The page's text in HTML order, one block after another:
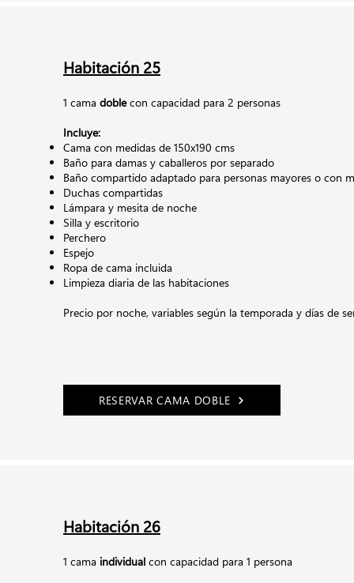
Habitación 25
1 cama doblecon capacidad para 2 personas
Incluye:
Cama con medidas de 150x190 cms
Baño para damas y caballeros por separado
Baño compartido adaptado para personas mayores o con
Duchas compartidas
Lámpara y mesita de noche
Silla y escritorio
Perchero
Espejo
Ropa de cama incluida
Limpieza diaria de las habitaciones
Precio por noche, variables según la temporada y días de
RESERVAR CAMA DOBLE
Habitación 26
1 cama individual con capacidad para 1 persona